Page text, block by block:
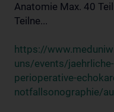
Anatomie Max. 40
Teilne...
https://
uns/events/
perioperative-
notfallsonographie/